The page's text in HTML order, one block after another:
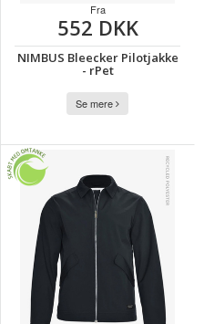
Fra
552 DKK
NIMBUS Bleecker Pilotjakke
- rPet
Se mere